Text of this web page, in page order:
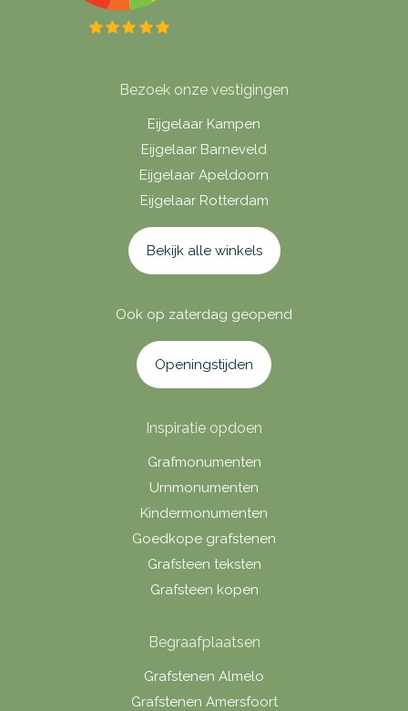
Bezoek onze vestigingen
Eijgelaar Kampen
Eijgelaar Barneveld
Eijgelaar Apeldoorn
Eijgelaar Rotterdam
Bekijk alle winkels
Ook op zaterdag geopend
Openingstijden
Inspiratie opdoen
Grafmonumenten
Urnmonumenten
Kindermonumenten
Goedkope grafstenen
Grafsteen teksten
Grafsteen kopen
Begraafplaatsen
Grafstenen Almelo
Grafstenen Amersfoort